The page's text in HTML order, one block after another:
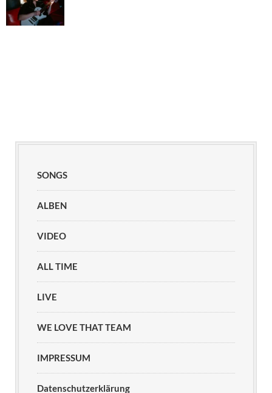
SONGS
ALBEN
VIDEO
ALL TIME
LIVE
WE LOVE THAT TEAM
IMPRESSUM
Datenschutzerklärung